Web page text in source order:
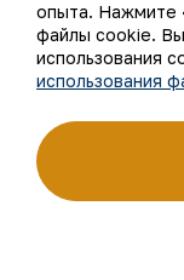
Наша
Устойчивое
Инвесторам
Пресс-центр
опыта. Нажмите
файлы cookie.
использования
использования